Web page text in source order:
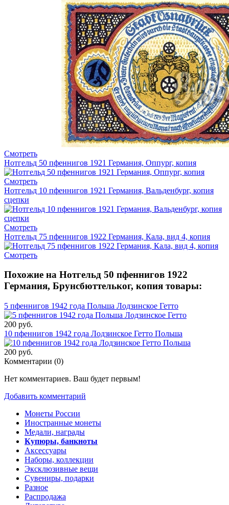
Смотреть
Нотгельд 50 пфеннигов 1921 Германия, Оппург, копия
Смотреть
Нотгельд 10 пфеннигов 1921 Германия, Вальденбург, копия
сцепки
Смотреть
Нотгельд 75 пфеннигов 1922 Германия, Кала, вид 4, копия
Смотреть
Похожие на Нотгельд 50 пфеннигов 1922
Германия, Брунсбюттельког, копия товары:
5 пфеннигов 1942 года Польша Лодзинское Гетто
200 руб.
10 пфеннигов 1942 года Лодзинское Гетто Польша
200 руб.
Комментарии (0)
Нет комментариев. Ваш будет первым!
Добавить комментарий
Монеты России
Иностранные монеты
Медали, награды
Купюры, банкноты
Аксессуары
Наборы, коллекции
Эксклюзивные вещи
Сувениры, подарки
Разное
Распродажа